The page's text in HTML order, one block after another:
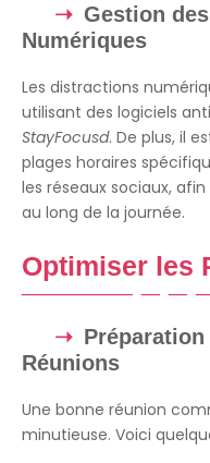
Gestion
Numériques
Les distractions
utilisant des logiciels
StayFocusd. De plus, il
plages horaires
les réseaux sociaux,
au long de la journée.
Optimiser les
Réunions
Une bonne réunion
minutieuse. Voici